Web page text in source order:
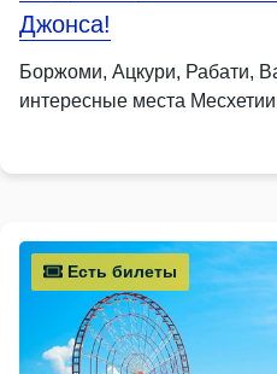
Джонса!
Боржоми, Ацкури, Рабати,
интересные места Месхетии
Есть билеты